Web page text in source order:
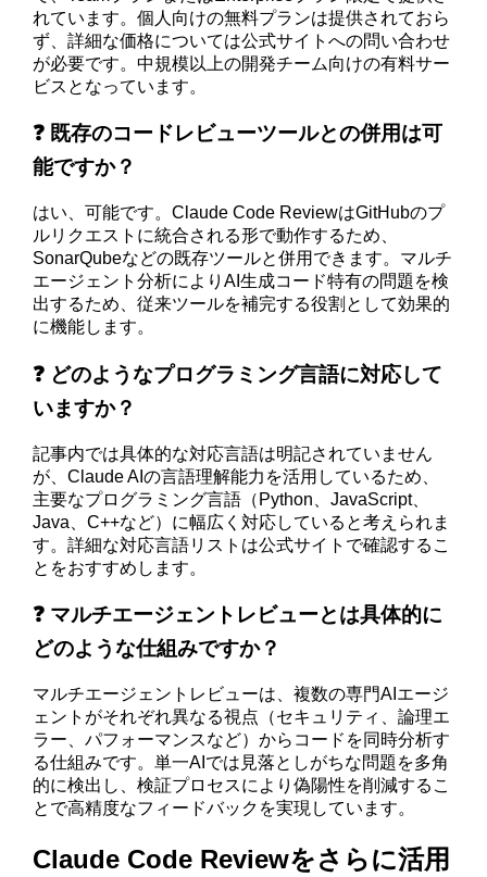
れています。個人向けの無料プランは提供されておら
ず、詳細な価格については公式サイトへの問い合わせ
が必要です。中規模以上の開発チーム向けの有料サー
ビスとなっています。
❓ 既存のコードレビューツールとの併用は可
能ですか？
はい、可能です。Claude Code ReviewはGitHubのプ
ルリクエストに統合される形で動作するため、
SonarQubeなどの既存ツールと併用できます。マルチ
エージェント分析によりAI生成コード特有の問題を検
出するため、従来ツールを補完する役割として効果的
に機能します。
❓ どのようなプログラミング言語に対応して
いますか？
記事内では具体的な対応言語は明記されていません
が、Claude AIの言語理解能力を活用しているため、
主要なプログラミング言語（Python、JavaScript、
Java、C++など）に幅広く対応していると考えられま
す。詳細な対応言語リストは公式サイトで確認するこ
とをおすすめします。
❓ マルチエージェントレビューとは具体的に
どのような仕組みですか？
マルチエージェントレビューは、複数の専門AIエージ
ェントがそれぞれ異なる視点（セキュリティ、論理エ
ラー、パフォーマンスなど）からコードを同時分析す
る仕組みです。単一AIでは見落としがちな問題を多角
的に検出し、検証プロセスにより偽陽性を削減するこ
とで高精度なフィードバックを実現しています。
Claude Code Reviewをさらに活用